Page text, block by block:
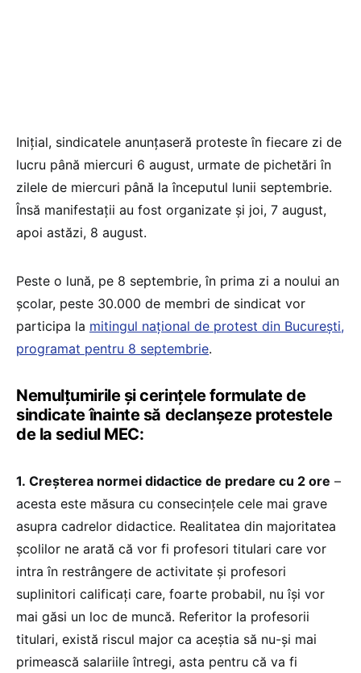
Inițial, sindicatele anunțaseră proteste în fiecare zi de
lucru până miercuri 6 august, urmate de pichetări în
zilele de miercuri până la începutul lunii septembrie.
Însă manifestații au fost organizate și joi, 7 august,
apoi astăzi, 8 august.
Peste o lună, pe 8 septembrie, în prima zi a noului an
școlar, peste 30.000 de membri de sindicat vor
participa la mitingul național de protest din București,
programat pentru 8 septembrie.
Nemulțumirile și cerințele formulate de
sindicate înainte să declanșeze protestele
de la sediul MEC:
1. Creșterea normei didactice de predare cu 2 ore –
acesta este măsura cu consecințele cele mai grave
asupra cadrelor didactice. Realitatea din majoritatea
școlilor ne arată că vor fi profesori titulari care vor
intra în restrângere de activitate și profesori
suplinitori calificați care, foarte probabil, nu își vor
mai găsi un loc de muncă. Referitor la profesorii
titulari, există riscul major ca aceștia să nu-și mai
primească salariile întregi, asta pentru că va fi